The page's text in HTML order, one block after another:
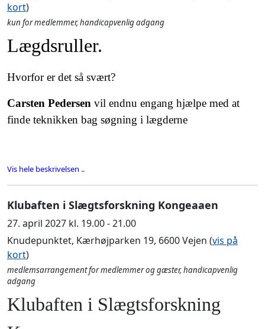
kort)
kun for medlemmer, handicapvenlig adgang
Lægdsruller.
Hvorfor er det så svært?
Carsten Pedersen vil endnu engang hjælpe med at
finde teknikken bag søgning i lægderne
Vis hele beskrivelsen ..
Klubaften i Slægtsforskning Kongeaaen
27. april 2027 kl. 19.00 - 21.00
Knudepunktet, Kærhøjparken 19, 6600 Vejen (vis på
kort)
medlemsarrangement for medlemmer og gæster, handicapvenlig
adgang
Klubaften i Slægtsforskning